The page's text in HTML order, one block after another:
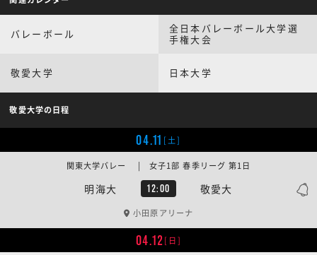
バレーボール
全日本バレーボール大学選
手権大会
敬愛大学 日本大学
敬愛大学の日程
04.11 [土]
明海大 12:00 敬愛大
関東大学バレー | 女子1部 春季リーグ 第1日
小田原アリーナ
04.12[日]